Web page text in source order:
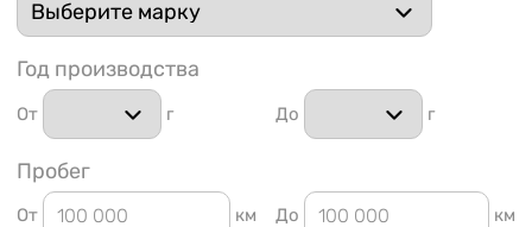
91
Год производства
От г До г
Пробег
От км До км